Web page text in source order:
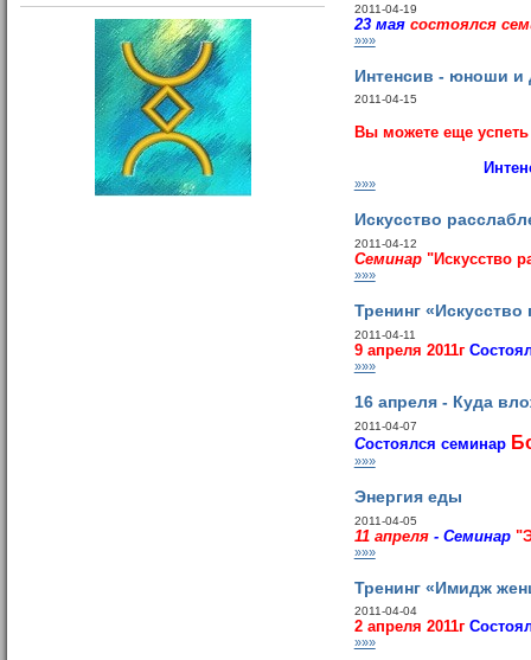
2011-04-19
23 мая состоялся
»»»
Интенсив - юноши и
2011-04-15
Вы можете еще
И
»»»
Искусство
2011-04-12
Семинар "Искусство
»»»
Тренинг
2011-04-11
9 апреля 2011г
»»»
16 апреля - Куда
2011-04-07
Cостоялся семинар
»»»
Энергия еды
2011-04-05
11 апреля - Семинар
»»»
Тренинг «Имидж
2011-04-04
2 апреля 2011г
»»»